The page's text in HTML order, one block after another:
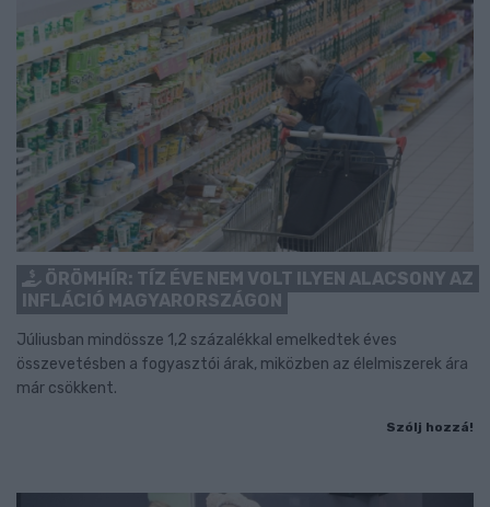
ÖRÖMHÍR: TÍZ ÉVE NEM VOLT ILYEN ALACSONY AZ
INFLÁCIÓ MAGYARORSZÁGON
Júliusban mindössze 1,2 százalékkal emelkedtek éves
összevetésben a fogyasztói árak, miközben az élelmiszerek ára
már csökkent.
Szólj hozzá!